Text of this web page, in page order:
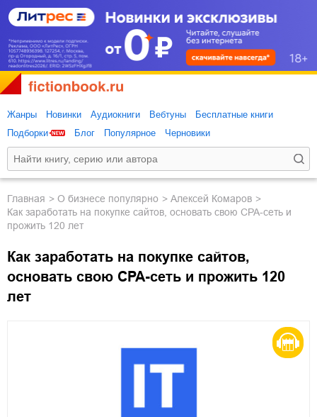
Жанры Новинки Аудиокниги Вебтуны
Бесплатные книги
Подборки
Блог Популярное Черновики
Главная о бизнесе популярно
Алексей Комаров
Как заработать на покупке сайтов, основать свою СРА-сеть и
прожить 120 лет
Как заработать на покупке сайтов,
основать свою СРА-сеть и прожить 120
лет